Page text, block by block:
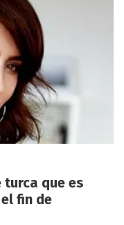
turca que es
fin de